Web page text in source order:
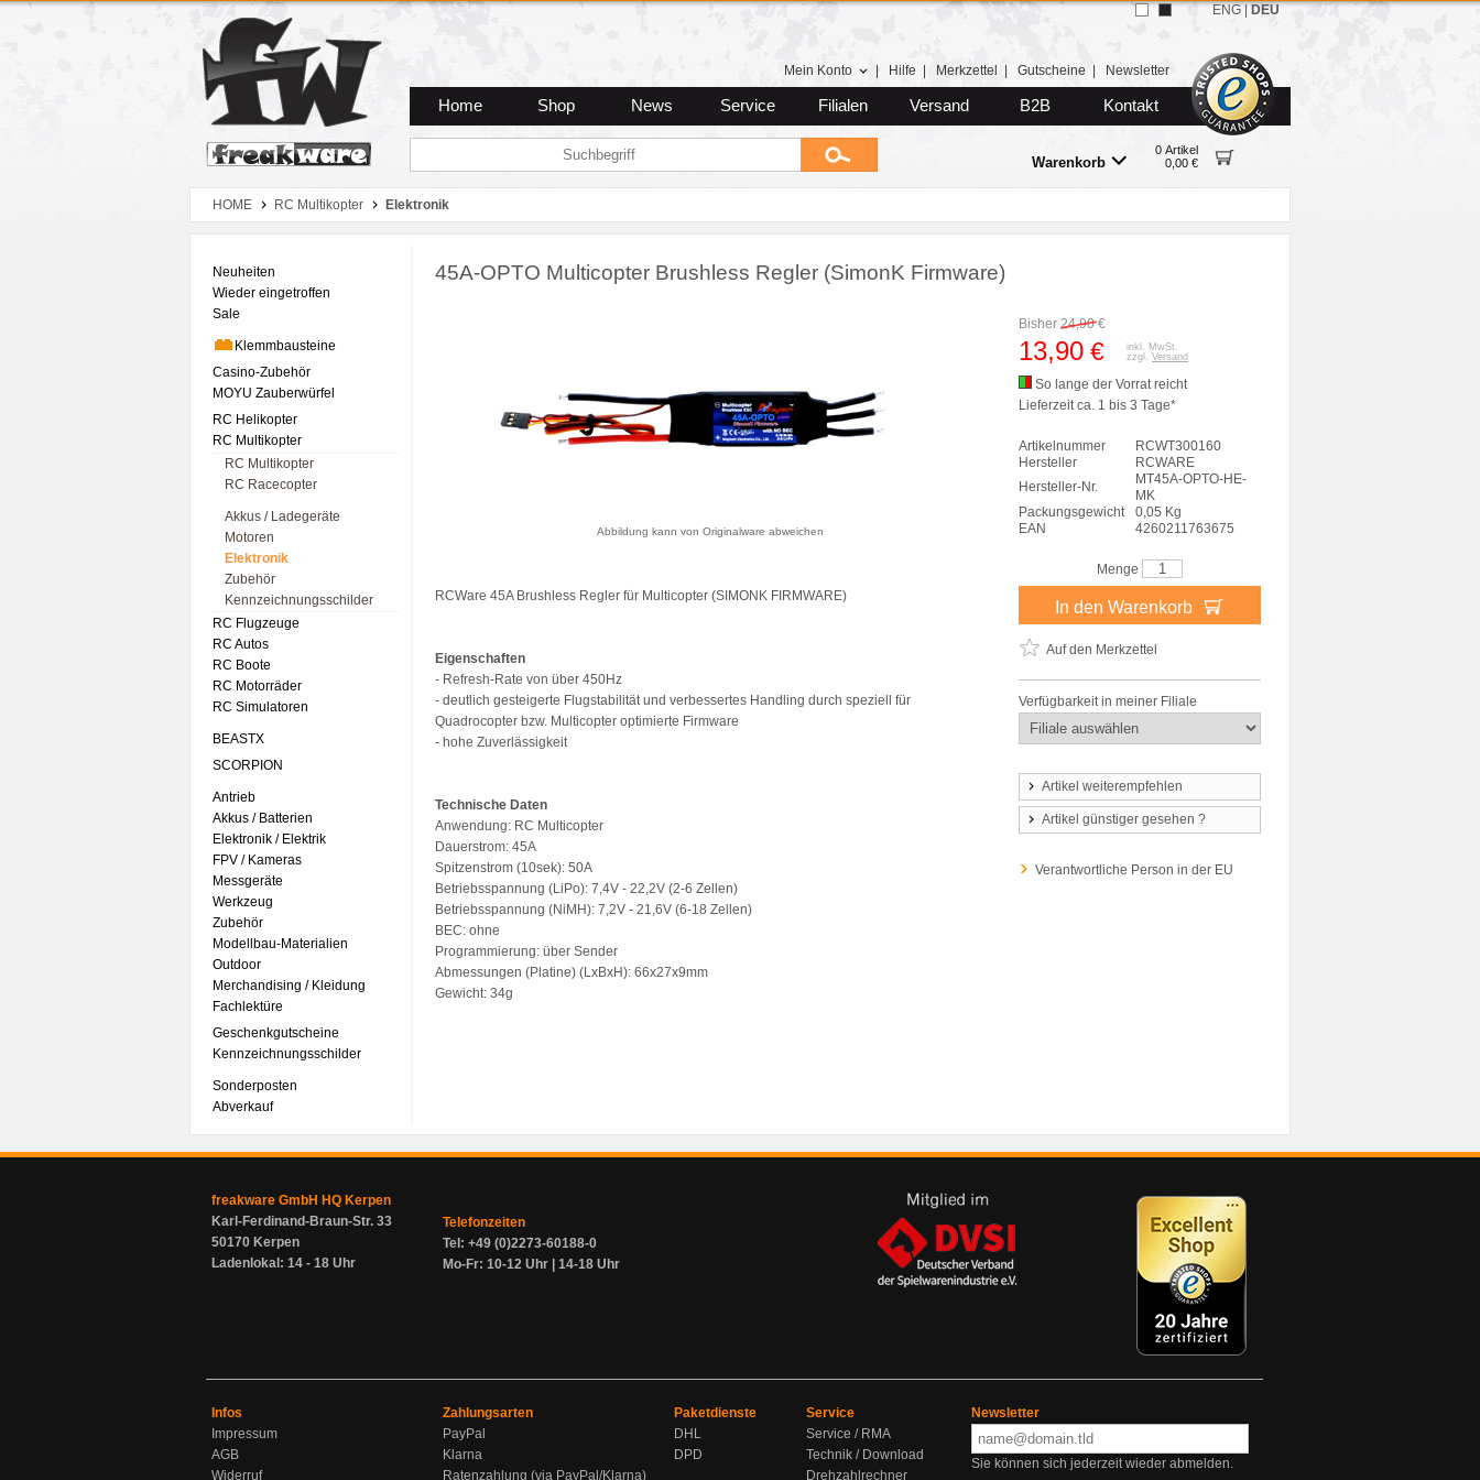
Zum Hauptmenue
Zum Seiteninhalt
Zum Warenkob
Mein Konto Hilfe Merkzettel Gutscheine Newsletter
Home Shop News Service Filialen Versand B2B Kontakt
Warenkorb
0 Artikel
0,00 €
ENG DEU
HOME RC Multikopter Elektronik
Neuheiten
Wieder eingetroffen
Sale
Klemmbausteine
Casino-Zubehör
MOYU Zauberwürfel
RC Helikopter
RC Multikopter
RC Multikopter
RC Racecopter
Akkus / Ladegeräte
Motoren
Elektronik
Zubehör
Kennzeichnungsschilder
RC Flugzeuge
RC Autos
RC Boote
RC Motorräder
RC Simulatoren
BEASTX
SCORPION
Antrieb
Akkus / Batterien
Elektronik / Elektrik
FPV / Kameras
Messgeräte
Werkzeug
Zubehör
Modellbau-Materialien
Outdoor
Merchandising / Kleidung
Fachlektüre
Geschenkgutscheine
Kennzeichnungsschilder
Sonderposten
Abverkauf
45A-OPTO Multicopter Brushless Regler (SimonK Firmware)
Abbildung kann von Originalware abweichen
RCWare 45A Brushless Regler für Multicopter (SIMONK FIRMWARE)
Eigenschaften
- Refresh-Rate von über 450Hz
- deutlich gesteigerte Flugstabilität und verbessertes Handling durch speziell für
Quadrocopter bzw. Multicopter optimierte Firmware
- hohe Zuverlässigkeit
Technische Daten
Anwendung: RC Multicopter
Dauerstrom: 45A
Spitzenstrom (10sek): 50A
Betriebsspannung (LiPo): 7,4V - 22,2V (2-6 Zellen)
Betriebsspannung (NiMH): 7,2V - 21,6V (6-18 Zellen)
BEC: ohne
Programmierung: über Sender
Abmessungen (Platine) (LxBxH): 66x27x9mm
Gewicht: 34g
Bisher 24,90€
13,90 €
inkl. MwSt.
zzgl. Versand
So lange der Vorrat reicht
Lieferzeit ca. 1 bis 3 Tage*
Artikelnummer
RCWT300160
Hersteller
RCWARE
Hersteller-Nr.
MT45A-OPTO-HE-
MK
Packungsgewicht
0,05 Kg
EAN
4260211763675
Menge
In den Warenkorb
Auf den Merkzettel
Verfügbarkeit in meiner Filiale
Artikel weiterempfehlen
Artikel günstiger gesehen ?
Verantwortliche Person in der EU
freakware GmbH HQ Kerpen
Karl-Ferdinand-Braun-Str. 33
50170 Kerpen
Ladenlokal: 14 - 18 Uhr
Telefonzeiten
Tel: +49 (0)2273-60188-0
Mo-Fr: 10-12 Uhr | 14-18 Uhr
Infos
Impressum
AGB
Widerruf
Zahlungsarten
PayPal
Klarna
Ratenzahlung (via PayPal/Klarna)
Paketdienste
DHL
DPD
Service
Service / RMA
Technik / Download
Drehzahlrechner
Newsletter
Sie können sich jederzeit wieder abmelden.